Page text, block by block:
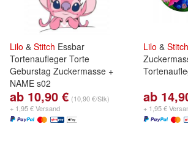
Lilo & Stitch Essbar
Tortenaufleger Torte
Geburstag Zuckermasse +
NAME s02
ab 10,90 € (10,90 €/Stk)
+ 1,95 € Versand
Lilo & Stitch
ab
+ 1,95 €